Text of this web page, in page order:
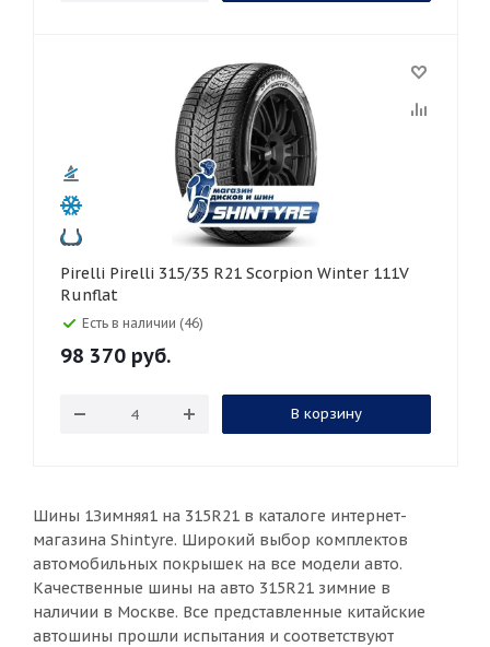
Pirelli Pirelli 315/35 R21 Scorpion Winter 111V
Runflat
Есть в наличии (46)
98 370 руб.
В корзину
Шины 1Зимняя1 на 315R21 в каталоге интернет-
магазина Shintyre. Широкий выбор комплектов
автомобильных покрышек на все модели авто.
Качественные шины на авто 315R21 зимние в
наличии в Москве. Все представленные китайские
автошины прошли испытания и соответствуют